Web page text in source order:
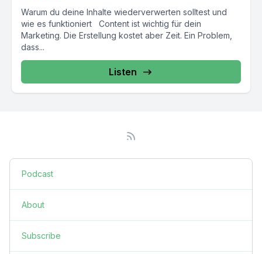
Warum du deine Inhalte wiederverwerten solltest und
wie es funktioniert Content ist wichtig für dein
Marketing. Die Erstellung kostet aber Zeit. Ein Problem,
dass...
Listen
Podcast
About
Subscribe